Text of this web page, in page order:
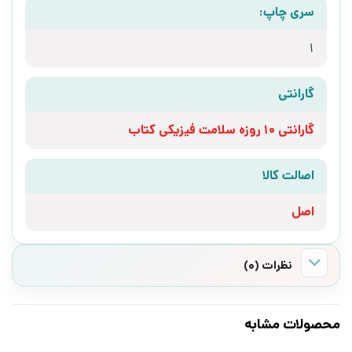
سری چاپ:
1
گارانتی
گارانتی 10 روزه سلامت فیزیکی کتاب
اصالت کالا
اصل
نظرات (0)
محصولات مشابه